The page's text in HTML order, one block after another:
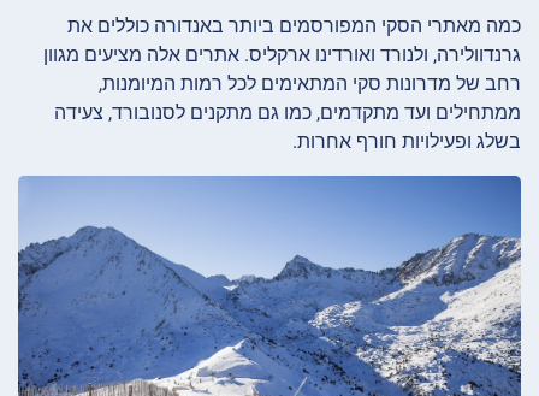
כמה מאתרי הסקי המפורסמים ביותר באנדורה כוללים את
גרנדוולירה, ולנורד ואורדינו ארקליס. אתרים אלה מציעים מגוון
רחב של מדרונות סקי המתאימים לכל רמות המיומנות,
ממתחילים ועד מתקדמים, כמו גם מתקנים לסנובורד, צעידה
בשלג ופעילויות חורף אחרות.